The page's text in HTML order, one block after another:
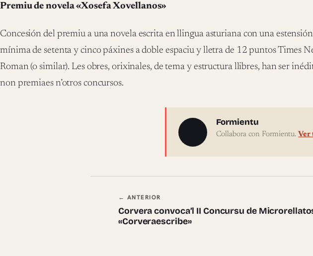
Premiu de novela «Xosefa Xovellanos»
Concesión del premiu a una novela escrita en llingua asturiana con una estensión
mínima de setenta y cinco páxines a doble espaciu y lletra de 12 puntos Times
Roman (o similar). Les obres, orixinales, de tema y estructura llibres, han ser
non premiaes n’otros concursos.
Sobre l'autor
Formientu
Collabora con Formientu. Ver
Navegación ente pieces
← ANTERIOR
Corvera convoca’l II Concursu de
«Corveraescribe»